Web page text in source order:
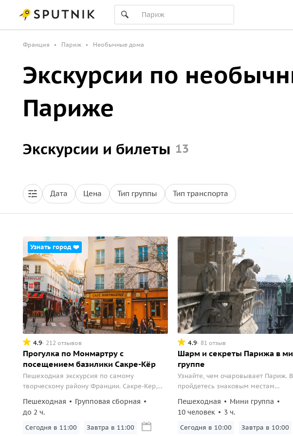
Франция Париж Необычные дома
Экскурсии по
Париже
Экскурсии и билеты 13
Дата Цена Тип группы Тип транспорта
Узнать город ❤️
4.9 212 отзывов
Прогулка по Монмартру с
посещением базилики Сакре-Кёр
Пешеходная экскурсия по самому
творческому району Франции. Сакре-Кер,
Монмартра.
Пешеходная
Групповая сборная
до 2 ч.
Завтра в 11:00 Вс, 9 авг, 11:00
4.9 81 отзыв
Шарм и секреты Парижа в
группе
Узнайте, чем очаровывает Париж.
пройдетесь знаковым местам
Дам-Де-Пари.
Пешеходная
Мини группа
10 человек
3 ч.
Завтра в 10:00 Вс, 9 авг, 10:00